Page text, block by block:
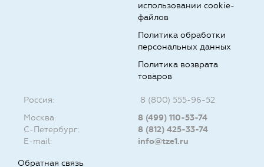
использовании cookie-
файлов
Политика обработки
персональных данных
Политика возврата
товаров
Россия:
8 (800) 555-96-52
Москва:
8 (499) 110-53-74
С-Петербург:
8 (812) 425-33-74
E-mail:
info@tze1.ru
Обратная связь